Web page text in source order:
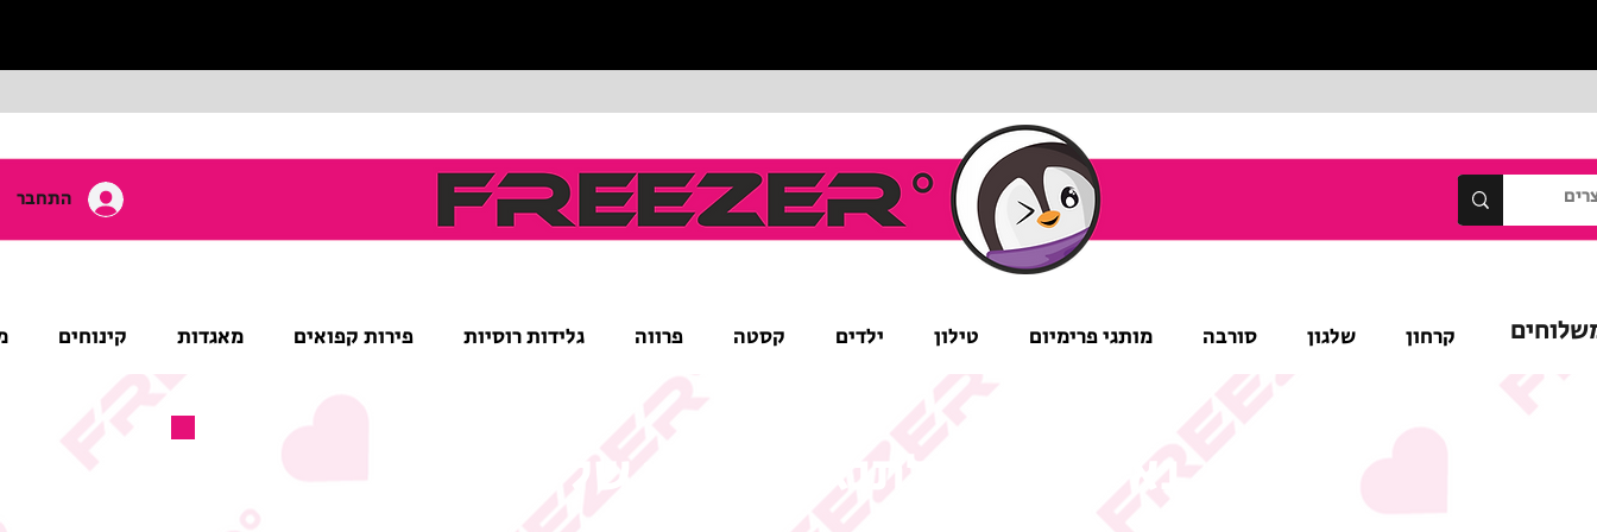
התחבר
קרחון שלגון סורבה מותגי פרימיום טילון ילדים קסטה פרווה גלידות רוסיות פירות קפואים מאגדות קינוחים
נא לשים לב לתנאי המבצע של המוצר